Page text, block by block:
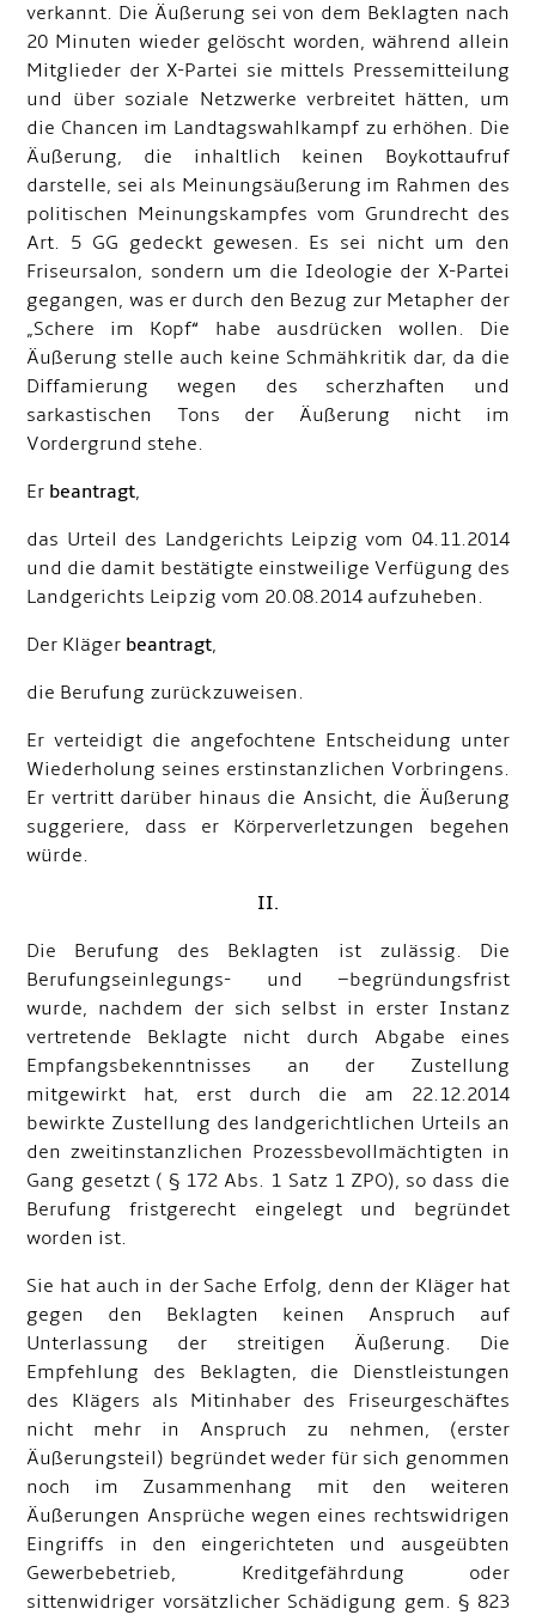
verkannt. Die Äußerung sei von dem Beklagten nach
20 Minuten wieder gelöscht worden, während allein
Mitglieder der X-Partei sie mittels Pressemitteilung
und über soziale Netzwerke verbreitet hätten, um
die Chancen im Landtagswahlkampf zu erhöhen. Die
Äußerung, die inhaltlich keinen Boykottaufruf
darstelle, sei als Meinungsäußerung im Rahmen des
politischen Meinungskampfes vom Grundrecht des
Art. 5 GG gedeckt gewesen. Es sei nicht um den
Friseursalon, sondern um die Ideologie der X-Partei
gegangen, was er durch den Bezug zur Metapher der
„Schere im Kopf“ habe ausdrücken wollen. Die
Äußerung stelle auch keine Schmähkritik dar, da die
Diffamierung wegen des scherzhaften und
sarkastischen Tons der Äußerung nicht im
Vordergrund stehe.
Er beantragt,
das Urteil des Landgerichts Leipzig vom 04.11.2014
und die damit bestätigte einstweilige Verfügung des
Landgerichts Leipzig vom 20.08.2014 aufzuheben.
Der Kläger beantragt,
die Berufung zurückzuweisen.
Er verteidigt die angefochtene Entscheidung unter
Wiederholung seines erstinstanzlichen Vorbringens.
Er vertritt darüber hinaus die Ansicht, die Äußerung
suggeriere, dass er Körperverletzungen begehen
würde.
II.
Die Berufung des Beklagten ist zulässig. Die
Berufungseinlegungs- und –begründungsfrist
wurde, nachdem der sich selbst in erster Instanz
vertretende Beklagte nicht durch Abgabe eines
Empfangsbekenntnisses an der Zustellung
mitgewirkt hat, erst durch die am 22.12.2014
bewirkte Zustellung des landgerichtlichen Urteils an
den zweitinstanzlichen Prozessbevollmächtigten in
Gang gesetzt ( § 172 Abs. 1 Satz 1 ZPO), so dass die
Berufung fristgerecht eingelegt und begründet
worden ist.
Sie hat auch in der Sache Erfolg, denn der Kläger hat
gegen den Beklagten keinen Anspruch auf
Unterlassung der streitigen Äußerung. Die
Empfehlung des Beklagten, die Dienstleistungen
des Klägers als Mitinhaber des Friseurgeschäftes
nicht mehr in Anspruch zu nehmen, (erster
Äußerungsteil) begründet weder für sich genommen
noch im Zusammenhang mit den weiteren
Äußerungen Ansprüche wegen eines rechtswidrigen
Eingriffs in den eingerichteten und ausgeübten
Gewerbebetrieb, Kreditgefährdung oder
sittenwidriger vorsätzlicher Schädigung gem. § 823